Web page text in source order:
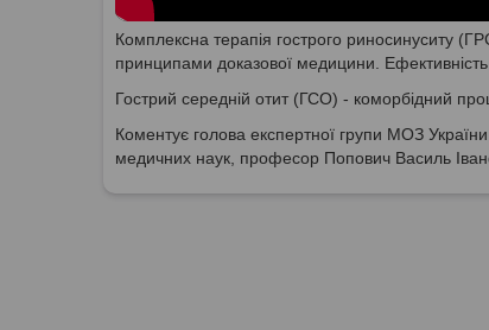
Комплексна терапія гострого риносинуситу
принципами доказової медицини. Ефективність
Гострий середній отит (ГСО) - коморбідний
Коментує голова експертної групи МОЗ
медичних наук, професор Попович Василь